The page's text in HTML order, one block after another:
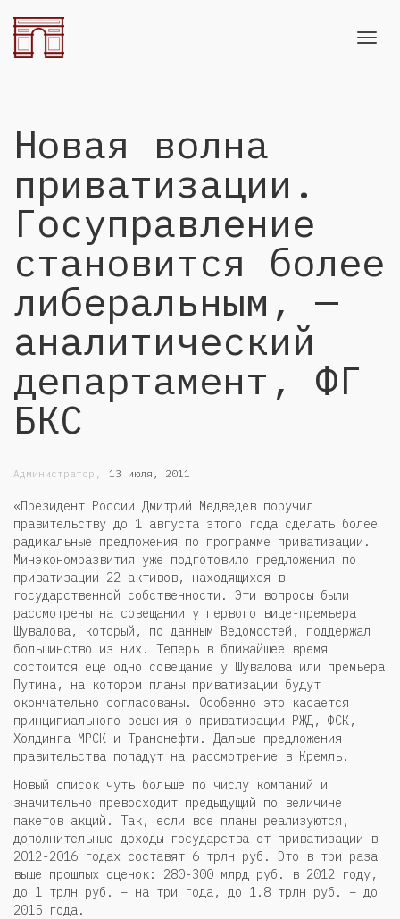
Новая волна
приватизации.
Госуправление
становится более
либеральным, —
аналитический
департамент, ФГ
БКС
Администратор , 13 июля, 2011
«Президент России Дмитрий Медведев поручил
правительству до 1 августа этого года сделать более
радикальные предложения по программе приватизации.
Минэкономразвития уже подготовило предложения по
приватизации 22 активов, находящихся в
государственной собственности. Эти вопросы были
рассмотрены на совещании у первого вице-премьера
Шувалова, который, по данным Ведомостей, поддержал
большинство из них. Теперь в ближайшее время
состоится еще одно совещание у Шувалова или премьера
Путина, на котором планы приватизации будут
окончательно согласованы. Особенно это касается
принципиального решения о приватизации РЖД, ФСК,
Холдинга МРСК и Транснефти. Дальше предложения
правительства попадут на рассмотрение в Кремль.
Новый список чуть больше по числу компаний и
значительно превосходит предыдущий по величине
пакетов акций. Так, если все планы реализуются,
дополнительные доходы государства от приватизации в
2012-2016 годах составят 6 трлн руб. Это в три раза
выше прошлых оценок: 280-300 млрд руб. в 2012 году,
до 1 трлн руб. – на три года, до 1.8 трлн руб. – до
2015 года.